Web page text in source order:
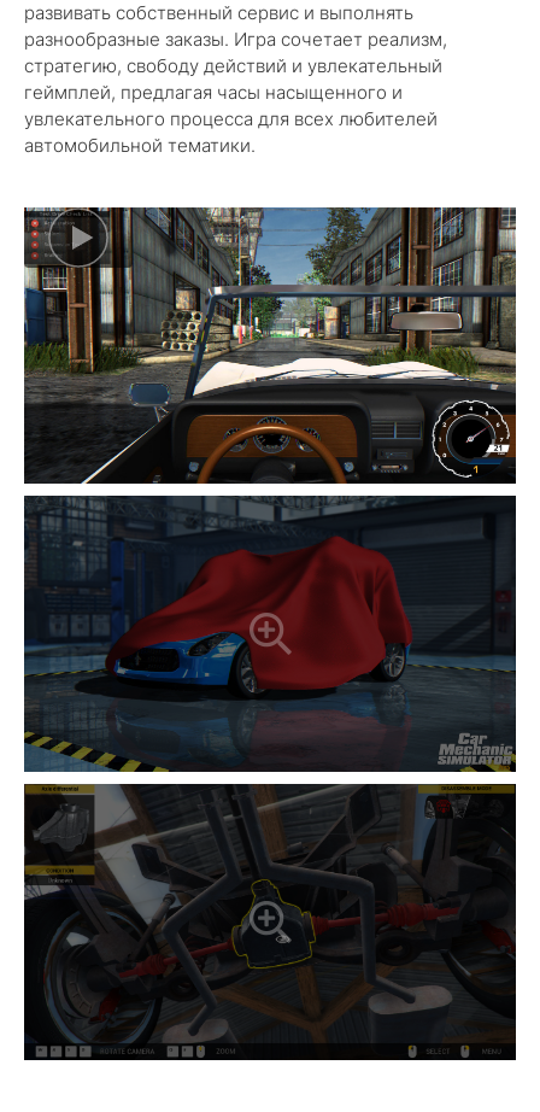
развивать собственный сервис и выполнять
разнообразные заказы. Игра сочетает реализм,
стратегию, свободу действий и увлекательный
геймплей, предлагая часы насыщенного и
увлекательного процесса для всех любителей
автомобильной тематики.